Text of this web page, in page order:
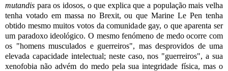
mutandis para os idosos, o que explica que a população mais velha
tenha votado em massa no Brexit, ou que Marine Le Pen tenha
obtido mesmo muitos votos da comunidade gay, o que aparenta ser
um paradoxo ideológico. O mesmo fenómeno de medo ocorre com
os "homens musculados e guerreiros", mas desprovidos de uma
elevada capacidade intelectual; neste caso, nos "guerreiros", a sua
xenofobia não advém do medo pela sua integridade física, mas o